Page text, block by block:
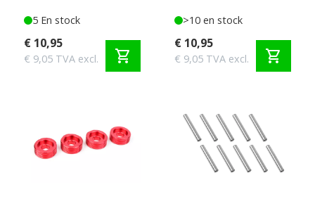
5 En stock
€ 10,95
€ 9,05 TVA excl. shopping_cart
>10 en stock
€ 10,95
€ 9,05 TVA excl. shopping_cart